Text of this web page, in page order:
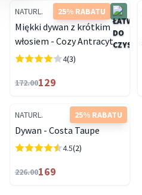
25% RABATU
NATURL.
Miękki dywan z krótkim
włosiem - Cozy Antracyt
4(3)
172.00129
25% RABATU
NATURL.
Dywan - Costa Taupe
4.5(2)
226.00169